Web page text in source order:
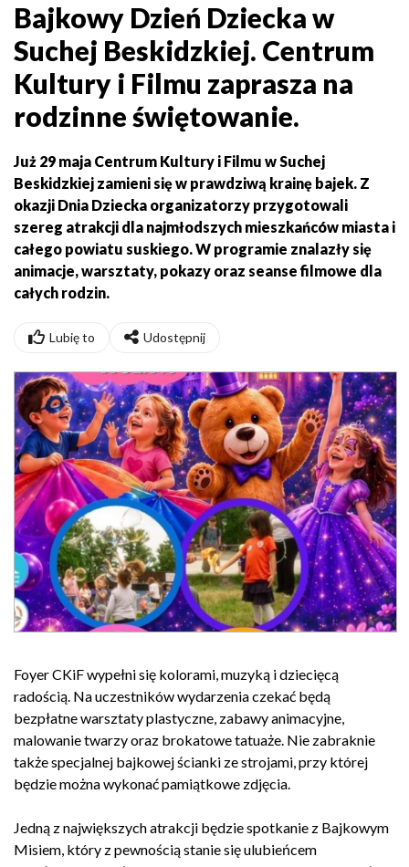
Bajkowy Dzień Dziecka w
Suchej Beskidzkiej. Centrum
Kultury i Filmu zaprasza na
rodzinne świętowanie.
Już 29 maja Centrum Kultury i Filmu w Suchej
Beskidzkiej zamieni się w prawdziwą krainę bajek. Z
okazji Dnia Dziecka organizatorzy przygotowali
szereg atrakcji dla najmłodszych mieszkańców miasta i
całego powiatu suskiego. W programie znalazły się
animacje, warsztaty, pokazy oraz seanse filmowe dla
całych rodzin.
Lubię to Udostępnij
Foyer CKiF wypełni się kolorami, muzyką i dziecięcą
radością. Na uczestników wydarzenia czekać będą
bezpłatne warsztaty plastyczne, zabawy animacyjne,
malowanie twarzy oraz brokatowe tatuaże. Nie zabraknie
także specjalnej bajkowej ścianki ze strojami, przy której
będzie można wykonać pamiątkowe zdjęcia.
Jedną z największych atrakcji będzie spotkanie z Bajkowym
Misiem, który z pewnością stanie się ulubieńcem